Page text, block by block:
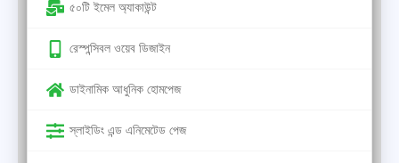
৫০টি ইমেল অ্যাকাউন্ট
রেস্পন্সিবল ওয়েব ডিজাইন
ডাইনামিক আধুনিক হোমপেজ
স্লাইডিং এন্ড এনিমেটেড পেজ